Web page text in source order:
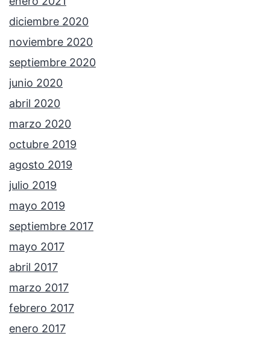
diciembre 2020
noviembre 2020
septiembre 2020
junio 2020
abril 2020
marzo 2020
octubre 2019
agosto 2019
julio 2019
mayo 2019
septiembre 2017
mayo 2017
abril 2017
marzo 2017
febrero 2017
enero 2017